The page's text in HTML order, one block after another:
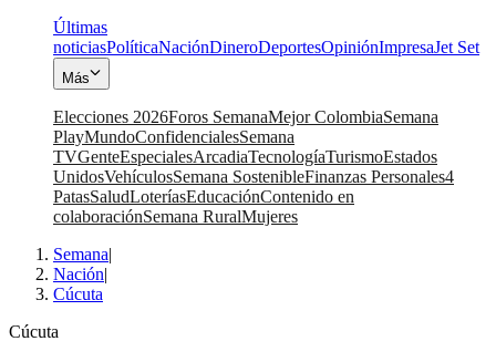
Últimas
noticiasPolíticaNaciónDineroDeportesOpiniónImpresaJet Set
Más
Elecciones 2026Foros SemanaMejor ColombiaSemana
PlayMundoConfidencialesSemana
TVGenteEspecialesArcadiaTecnologíaTurismoEstados
UnidosVehículosSemana SostenibleFinanzas Personales4
PatasSaludLoteríasEducaciónContenido en
colaboraciónSemana RuralMujeres
Semana|
Nación|
Cúcuta
Cúcuta